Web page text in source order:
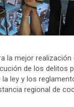
la mejor
de los delitos
ley y los
regional de